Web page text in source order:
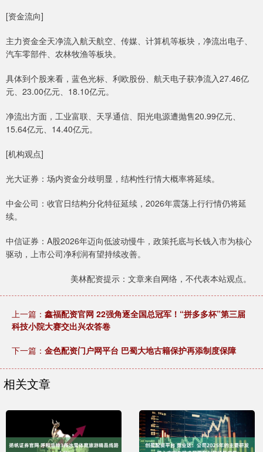
[资金流向]
主力资金全天净流入航天航空、传媒、计算机等板块，净流出电子、
汽车零部件、农林牧渔等板块。
具体到个股来看，蓝色光标、利欧股份、航天电子获净流入27.46亿
元、23.00亿元、18.10亿元。
净流出方面，工业富联、天孚通信、阳光电源遭抛售20.99亿元、
15.64亿元、14.40亿元。
[机构观点]
光大证券：场内资金分歧明显，结构性行情大概率将延续。
中金公司：收官日结构分化特征延续，2026年震荡上行行情仍将延
续。
中信证券：A股2026年迈向低波动慢牛，政策托底与长钱入市为核心
驱动，上市公司净利润有望持续改善。
美林配资提示：文章来自网络，不代表本站观点。
上一篇： 鑫福配资官网 22强角逐全国总冠军！“拼多多杯”第三届
科技小院大赛交出兴农答卷
下一篇： 金色配资门户网平台 巴蜀大地古籍保护再添制度保障
相关文章